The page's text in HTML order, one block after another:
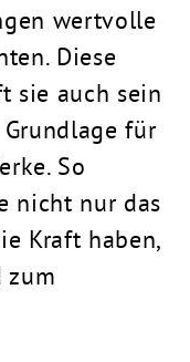
wertvolle
Diese
sie auch sein
für
So
nicht nur das
Kraft haben,
zum